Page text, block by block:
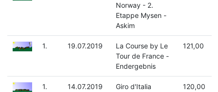
Norway - 2.
Etappe Mysen -
Askim
1. 19.07.2019
La Course by Le
Tour de France -
Endergebnis
121,00
1. 14.07.2019
Giro d'Italia
120,00